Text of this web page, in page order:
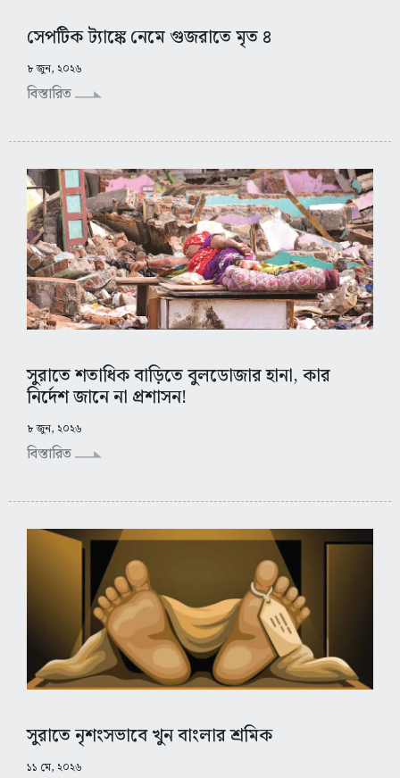
সেপটিক ট্যাঙ্কে নেমে গুজরাতে মৃত ৪
৮ জুন, ২০২৬
বিস্তারিত
সুরাতে শতাধিক বাড়িতে বুলডোজার হানা, কার
নির্দেশ জানে না প্রশাসন!
৮ জুন, ২০২৬
বিস্তারিত
সুরাতে নৃশংসভাবে খুন বাংলার শ্রমিক
১১ মে, ২০২৬